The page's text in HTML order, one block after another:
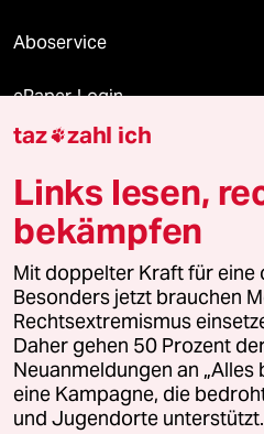
Aboservice
ePaper Login
Downloads für Abonnierende
© 2026 taz Verlags und
Alle Rechte vorbehalten. Bei
wenden Sie sich bitte an
Feedback Redaktionsstatut
Leitlinie Informant
taz zahl ich
Links lesen,
bekämpfen
Mit doppelter Kraft für eine
Besonders jetzt brauchen
Rechtsextremismus
Daher gehen 50 Prozent
Neuanmeldungen an „Alles
eine Kampagne, die
und Jugendorte